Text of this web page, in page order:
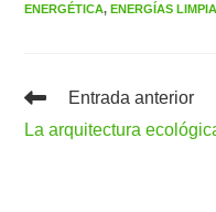
ENERGÉTICA, ENERGÍAS
Leer
artículos
Entrada anterior
La arquitectura